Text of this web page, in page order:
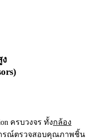
ครบวงจร ทั้งกล้อง
รณ์ตรวจสอบคุณภาพชิ้น